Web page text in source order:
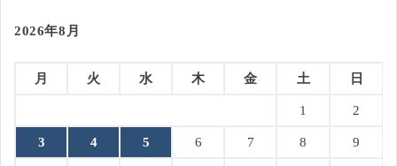
2026年8月
月 火 水 木 金 土 日
1 2
3 4 5 6 7 8 9